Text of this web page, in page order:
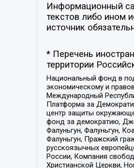
Информационный
текстов либо ином
источник
* Перечень
территории
Национальный фонд в
экономическому и
Международный
Платформа за
центр защиты
фонд за демократию,
Фалуньгун, Фалуньгун,
Фалуньгун, Пражский
русскоязычных
России, Компания
Христианской Церкви,